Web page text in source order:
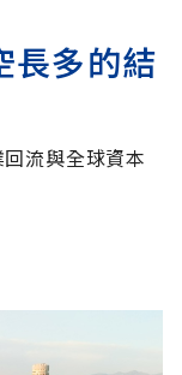
長多的結
流與全球資本